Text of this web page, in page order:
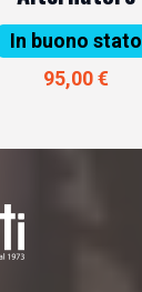
In buono stato
95,00 €